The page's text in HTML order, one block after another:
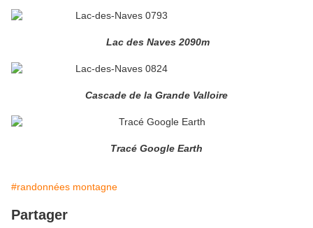
Lac des Naves 2090m
Cascade de la Grande Valloire
Tracé Google Earth
#randonnées montagne
Partager